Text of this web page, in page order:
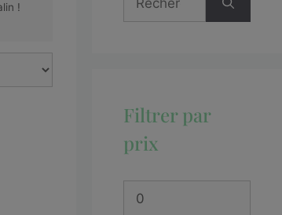
!
Filtrer par
prix